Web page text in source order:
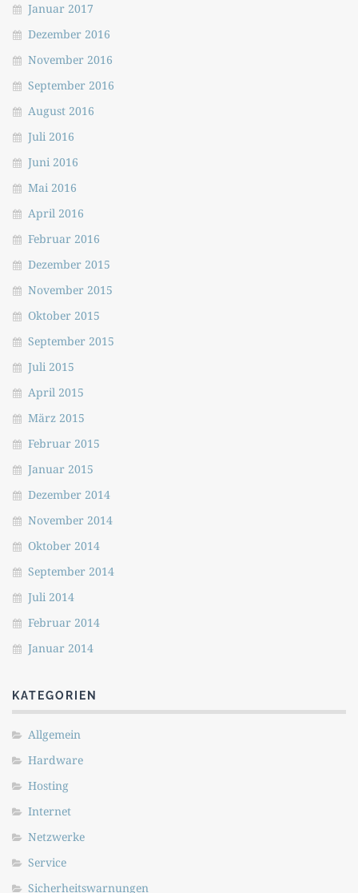
Januar 2017
Dezember 2016
November 2016
September 2016
August 2016
Juli 2016
Juni 2016
Mai 2016
April 2016
Februar 2016
Dezember 2015
November 2015
Oktober 2015
September 2015
Juli 2015
April 2015
März 2015
Februar 2015
Januar 2015
Dezember 2014
November 2014
Oktober 2014
September 2014
Juli 2014
Februar 2014
Januar 2014
KATEGORIEN
Allgemein
Hardware
Hosting
Internet
Netzwerke
Service
Sicherheitswarnungen